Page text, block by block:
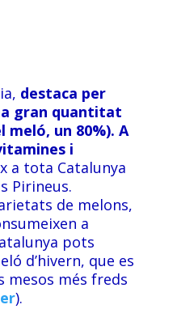
destaca per
gran quantitat
meló, un 80%). A
i
a tota Catalunya
Pirineus.
de melons,
a
pots
d’hivern, que es
mesos més freds
).